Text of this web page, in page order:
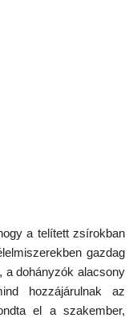
a telített zsírokban
gazdag
a dohányzók alacsony
hozzájárulnak az
el a szakember,